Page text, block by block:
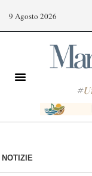
9 Agosto 2026
#
NOTIZIE